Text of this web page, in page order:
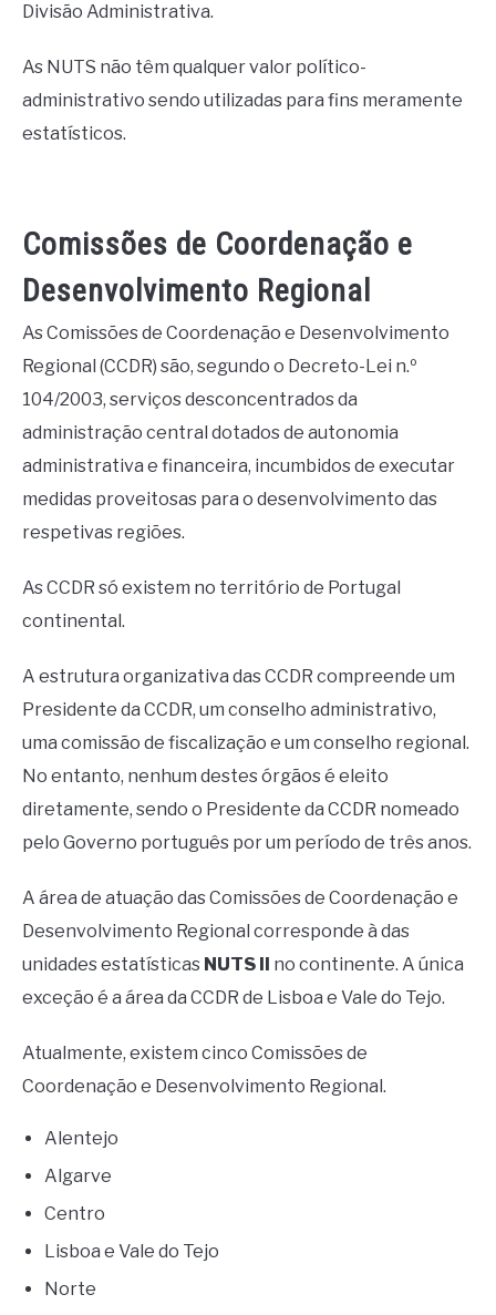
Divisão Administrativa.
As NUTS não têm qualquer valor político-
administrativo sendo utilizadas para fins meramente
estatísticos.
Comissões de Coordenação e
Desenvolvimento Regional
As Comissões de Coordenação e Desenvolvimento
Regional (CCDR) são, segundo o Decreto-Lei n.º
104/2003, serviços desconcentrados da
administração central dotados de autonomia
administrativa e financeira, incumbidos de executar
medidas proveitosas para o desenvolvimento das
respetivas regiões.
As CCDR só existem no território de Portugal
continental.
A estrutura organizativa das CCDR compreende um
Presidente da CCDR, um conselho administrativo,
uma comissão de fiscalização e um conselho regional.
No entanto, nenhum destes órgãos é eleito
diretamente, sendo o Presidente da CCDR nomeado
pelo Governo português por um período de três anos.
A área de atuação das Comissões de Coordenação e
Desenvolvimento Regional corresponde à das
unidades estatísticas NUTS II no continente. A única
exceção é a área da CCDR de Lisboa e Vale do Tejo.
Atualmente, existem cinco Comissões de
Coordenação e Desenvolvimento Regional.
Alentejo
Algarve
Centro
Lisboa e Vale do Tejo
Norte